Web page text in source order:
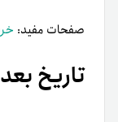
صفحات مفید:
تاریخ